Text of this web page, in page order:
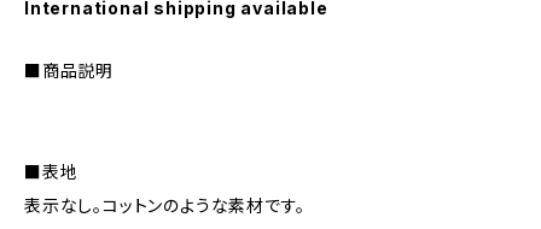
International shipping available
■商品説明
■表地
表示なし。コットンのような素材です。